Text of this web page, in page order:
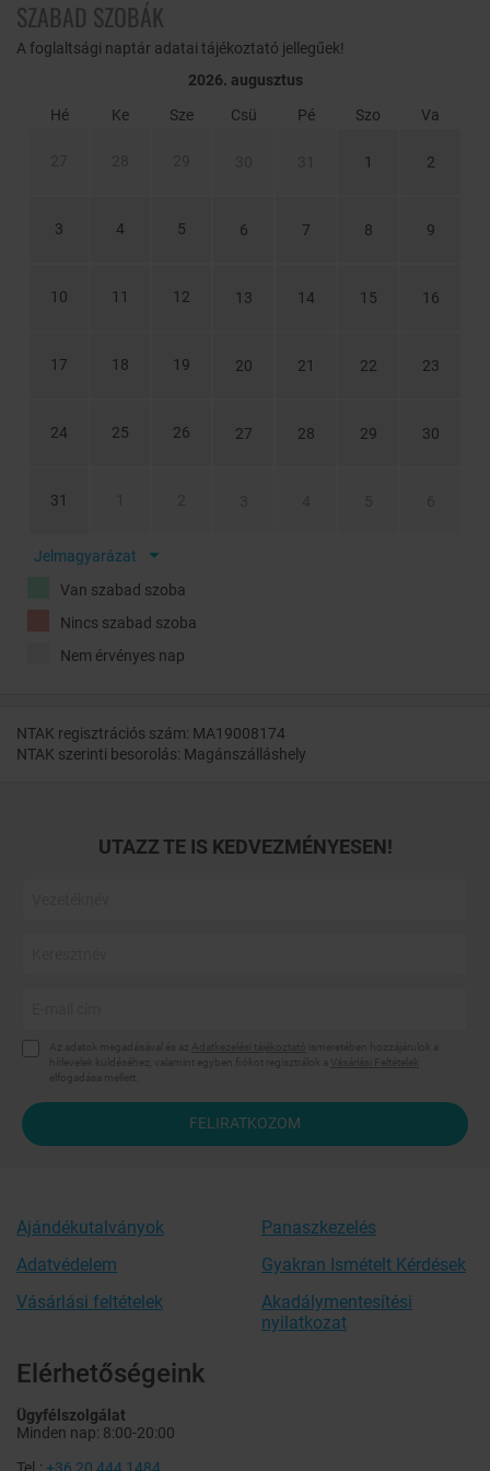
SZABAD SZOBÁK
A foglaltsági naptár adatai tájékoztató jellegűek!
2026. augusztus
Hé
Ke Sze Csü Pé Szo Va
1 2
3 4 5 6 7 8 9
10 11 12 13 14 15 16
17 18 19 20 21 22 23
24 25 26 27 28 29 30
31
Jelmagyarázat
Van szabad szoba
Nincs szabad szoba
Nem érvényes nap
NTAK regisztrációs szám: MA19008174
NTAK szerinti besorolás: Magánszálláshely
UTAZZ TE IS KEDVEZMÉNYESEN!
FELIRATKOZOM
Ajándékutalványok
Adatvédelem
Vásárlási feltételek
Panaszkezelés
Gyakran Ismételt Kérdések
Akadálymentesítési
nyilatkozat
Elérhetőségeink
Ügyfélszolgálat
Minden nap: 8:00-20:00